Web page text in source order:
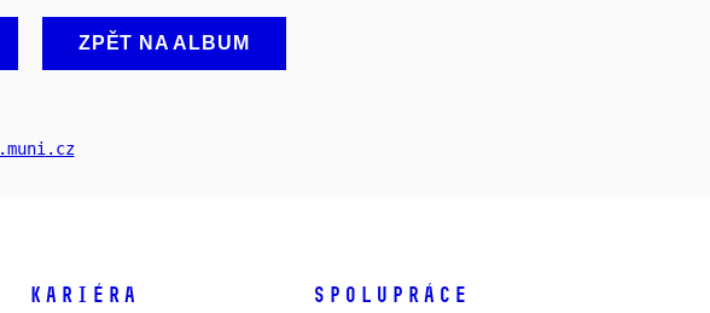
ZPĚT NA ALBUM
.muni .cz
KARIÉRA SPOLUPRÁCE